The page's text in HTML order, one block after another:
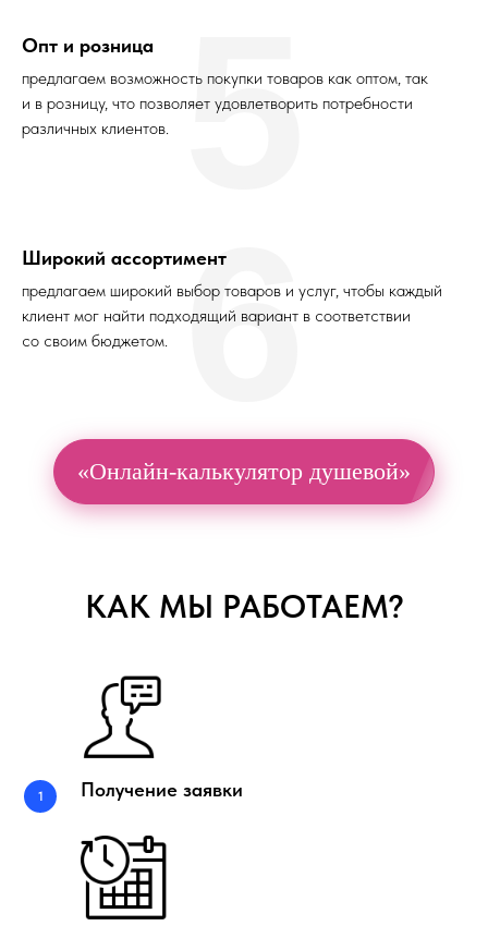
Опт и розница
предлагаем возможность покупки товаров как оптом, так
и в розницу, что позволяет удовлетворить потребности
различных клиентов.
5
Широкий ассортимент
предлагаем широкий выбор товаров и услуг, чтобы каждый
клиент мог найти подходящий вариант в соответствии
со своим бюджетом.
6
«Онлайн-калькулятор душевой»
КАК МЫ РАБОТАЕМ?
Получение заявки